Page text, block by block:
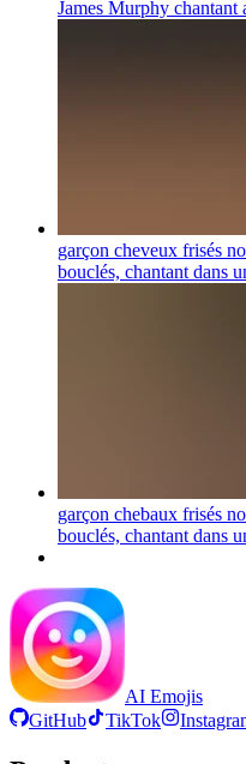
James Murphy
garçon cheveux frisés
bouclés, chantant dans
garçon chebaux frisés
bouclés, chantant dans
AI Emojis
GitHub
TikTok